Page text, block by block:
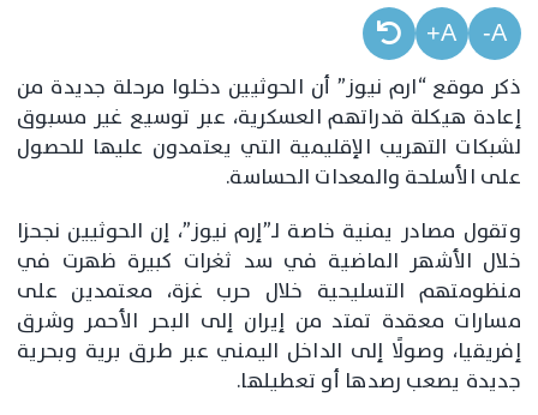
متفرقات
Podcast
من نحن
البحث
عن:
A-
A+
ذكر موقع “ارم نيوز” أن الحوثيين دخلوا مرحلة جديدة من
إعادة هيكلة قدراتهم العسكرية، عبر توسيع غير مسبوق
لشبكات التهريب الإقليمية التي يعتمدون عليها للحصول
على الأسلحة والمعدات الحساسة.
وتقول مصادر يمنية خاصة لـ”إرم نيوز”، إن الحوثيين نجحزا
خلال الأشهر الماضية في سد ثغرات كبيرة ظهرت في
منظومتهم التسليحية خلال حرب غزة، معتمدين على
مسارات معقدة تمتد من إيران إلى البحر الأحمر وشرق
إفريقيا، وصولًا إلى الداخل اليمني عبر طرق برية وبحرية
جديدة يصعب رصدها أو تعطيلها.